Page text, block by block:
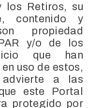
los Retiros, su
contenido y
propiedad
y/o de los
que han
uso de estos,
a las
este Portal
protegido por